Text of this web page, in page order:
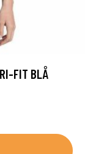
FIT BLÅ